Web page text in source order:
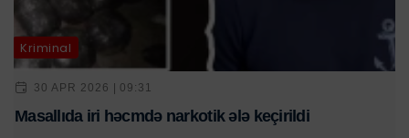
Kriminal
30 APR 2026 | 09:31
Masallıda iri həcmdə narkotik ələ keçirildi